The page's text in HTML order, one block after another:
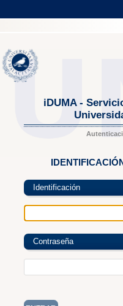
iDUMA -
Identificación
Contraseña